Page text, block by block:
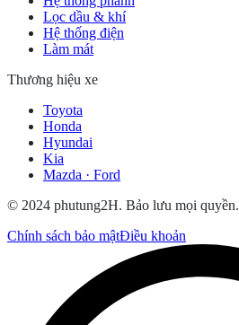
Lọc dầu & khí
Hệ thống điện
Làm mát
Thương hiệu xe
Toyota
Honda
Hyundai
Kia
Mazda · Ford
© 2024 phutung2H. Bảo lưu mọi quyền.
Chính sách bảo mậtĐiều khoản